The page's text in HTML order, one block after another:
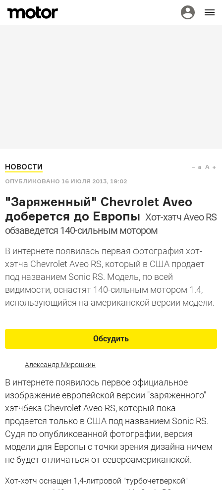
НОВОСТИ
ОПУБЛИКОВАНО 16 ИЮЛЯ 2013, 19:02
a A
"Заряженный" Chevrolet Aveo
доберется до Европы Хот-хэтч Aveo RS
обзаведется 140-сильным мотором
В интернете появилась первая фотография хот-
хэтча Chevrolet Aveo RS, который в США продает
под названием Sonic RS. Модель, по всей
видимости, оснастят 140-сильным мотором 1.4,
использующийся на американской версии модели.
Обсудить
Александр Мирошкин
В интернете появилось первое официальное
изображение европейской версии "заряженного"
хэтчбека Chevrolet Aveo RS, который пока
продается только в США под названием Sonic RS.
Судя по опубликованной фотографии, версия
модели для Европы с точки зрения дизайна ничем
не будет отличаться от североамериканской.
Хот-хэтч оснащен 1,4-литровой "турбочетверкой"